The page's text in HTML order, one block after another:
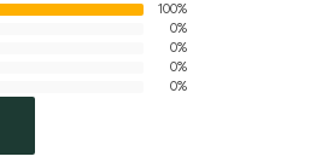
100%
0%
0%
0%
0%